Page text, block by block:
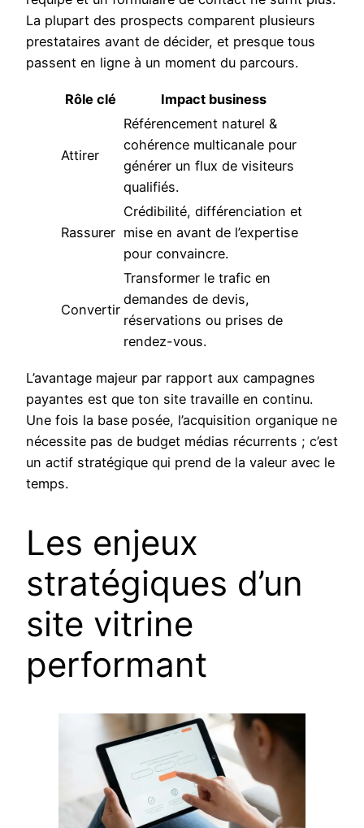
La plupart des prospects comparent plusieurs
prestataires avant de décider, et presque tous
passent en ligne à un moment du parcours.
Rôle clé Impact business
Attirer
Référencement naturel &
cohérence multicanale pour
générer un flux de visiteurs
qualifiés.
Rassurer
Crédibilité, différenciation et
mise en avant de l’expertise
pour convaincre.
Convertir
Transformer le trafic en
demandes de devis,
réservations ou prises de
rendez-vous.
L’avantage majeur par rapport aux campagnes
payantes est que ton site travaille en continu.
Une fois la base posée, l’acquisition organique ne
nécessite pas de budget médias récurrents ; c’est
un actif stratégique qui prend de la valeur avec le
temps.
Les enjeux
stratégiques d’un
site vitrine
performant